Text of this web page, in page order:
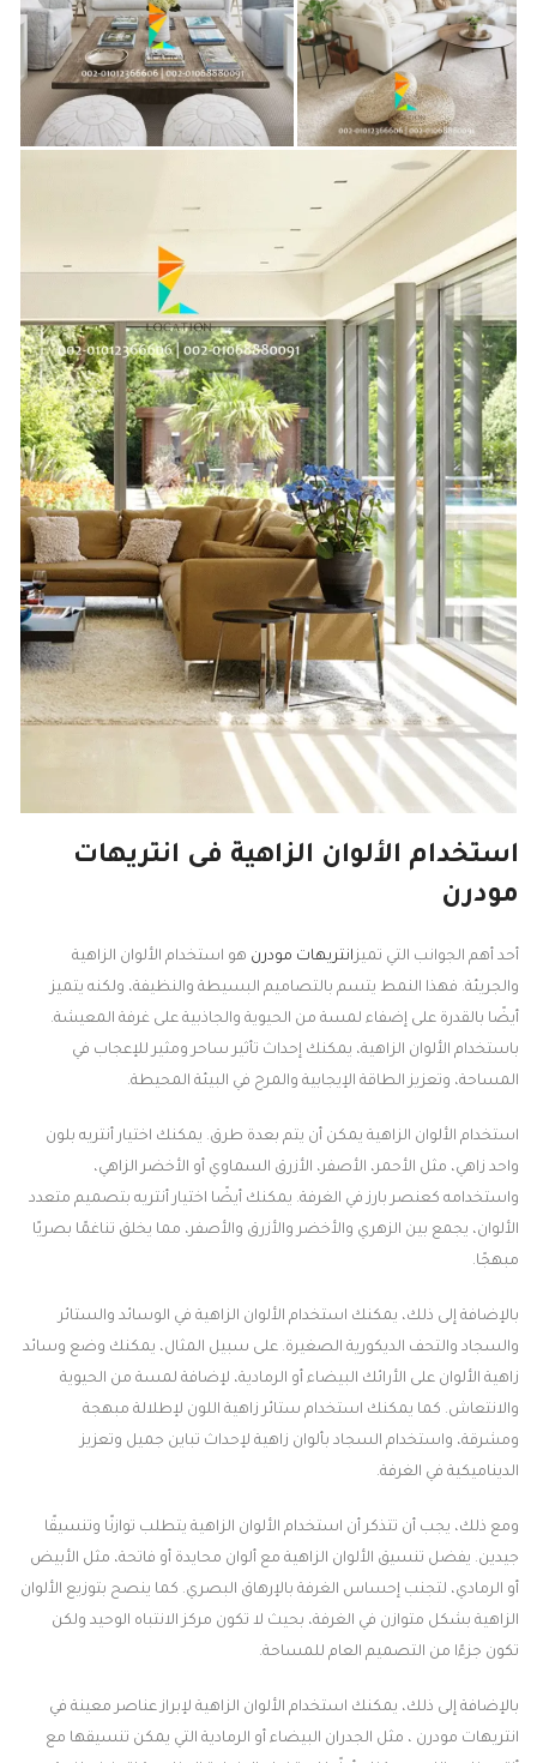
استخدام الألوان الزاهية فى انتريهات
مودرن
أحد أهم الجوانب التي تميز انتريهات مودرن هو استخدام الألوان الزاهية
والجريئة. فهذا النمط يتسم بالتصاميم البسيطة والنظيفة، ولكنه يتميز
أيضًا بالقدرة على إضفاء لمسة من الحيوية والجاذبية على غرفة المعيشة.
باستخدام الألوان الزاهية، يمكنك إحداث تأثير ساحر ومثير للإعجاب في
المساحة، وتعزيز الطاقة الإيجابية والمرح في البيئة المحيطة.
استخدام الألوان الزاهية يمكن أن يتم بعدة طرق. يمكنك اختيار أنتريه بلون
واحد زاهي، مثل الأحمر، الأصفر، الأزرق السماوي أو الأخضر الزاهي،
واستخدامه كعنصر بارز في الغرفة. يمكنك أيضًا اختيار أنتريه بتصميم متعدد
الألوان، يجمع بين الزهري والأخضر والأزرق والأصفر، مما يخلق تناغمًا بصريًا
مبهجًا.
بالإضافة إلى ذلك، يمكنك استخدام الألوان الزاهية في الوسائد والستائر
والسجاد والتحف الديكورية الصغيرة. على سبيل المثال، يمكنك وضع وسائد
زاهية الألوان على الأرائك البيضاء أو الرمادية، لإضافة لمسة من الحيوية
والانتعاش. كما يمكنك استخدام ستائر زاهية اللون لإطلالة مبهجة
ومشرقة، واستخدام السجاد بألوان زاهية لإحداث تباين جميل وتعزيز
الديناميكية في الغرفة.
ومع ذلك، يجب أن تتذكر أن استخدام الألوان الزاهية يتطلب توازنًا وتنسيقًا
جيدين. يفضل تنسيق الألوان الزاهية مع ألوان محايدة أو فاتحة، مثل الأبيض
أو الرمادي، لتجنب إحساس الغرفة بالإرهاق البصري. كما ينصح بتوزيع الألوان
الزاهية بشكل متوازن في الغرفة، بحيث لا تكون مركز الانتباه الوحيد ولكن
تكون جزءًا من التصميم العام للمساحة.
بالإضافة إلى ذلك، يمكنك استخدام الألوان الزاهية لإبراز عناصر معينة في
انتريهات مودرن ، مثل الجدران البيضاء أو الرمادية التي يمكن تنسيقها مع